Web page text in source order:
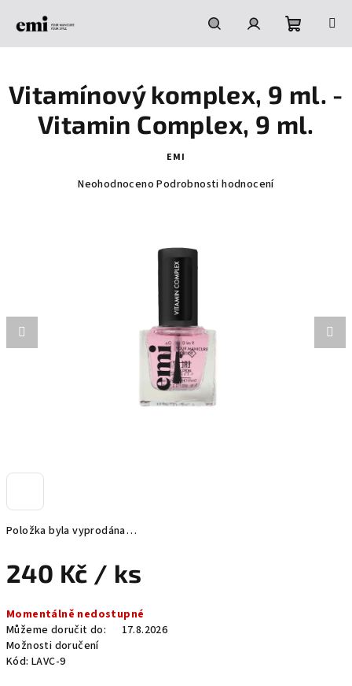
HledatPřihlášeníNákupní
košík
Položka byla vyprodána…
240 Kč / ks
cena:
Momentálně nedostupné
Můžeme doručit do:
17.8.2026
Možnosti doručení
Kód: LAVC-9
Vitamínový komplex, 9 ml. -
Vitamin Complex, 9 ml.
EMI
Průměrné
Neohodnoceno Podrobnosti hodnocení